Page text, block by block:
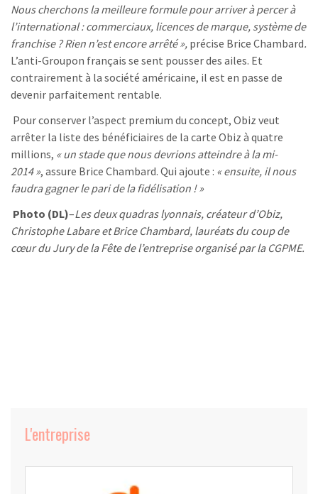
Nous cherchons la meilleure formule pour arriver à percer à
l’international : commerciaux, licences de marque, système de
franchise ? Rien n’est encore arrêté », précise Brice Chambard.
L’anti-Groupon français se sent pousser des ailes. Et
contrairement à la société américaine, il est en passe de
devenir parfaitement rentable.
Pour conserver l’aspect premium du concept, Obiz veut
arrêter la liste des bénéficiaires de la carte Obiz à quatre
millions, « un stade que nous devrions atteindre à la mi-
2014 », assure Brice Chambard. Qui ajoute : « ensuite, il nous
faudra gagner le pari de la fidélisation ! »
Photo (DL)–Les deux quadras lyonnais, créateur d’Obiz,
Christophe Labare et Brice Chambard, lauréats du coup de
cœur du Jury de la Fête de l’entreprise organisé par la CGPME.
L'entreprise